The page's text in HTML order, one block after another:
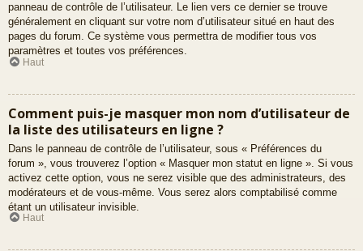
panneau de contrôle de l’utilisateur. Le lien vers ce dernier se trouve
généralement en cliquant sur votre nom d’utilisateur situé en haut des
pages du forum. Ce système vous permettra de modifier tous vos
paramètres et toutes vos préférences.
Haut
Comment puis-je masquer mon nom d’utilisateur de
la liste des utilisateurs en ligne ?
Dans le panneau de contrôle de l’utilisateur, sous « Préférences du
forum », vous trouverez l’option « Masquer mon statut en ligne ». Si vous
activez cette option, vous ne serez visible que des administrateurs, des
modérateurs et de vous-même. Vous serez alors comptabilisé comme
étant un utilisateur invisible.
Haut